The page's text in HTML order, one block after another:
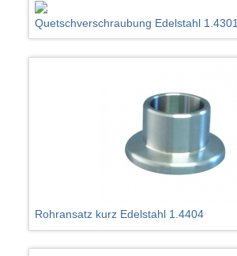
Quetschverschraubung Edelstahl 1.4301
Rohransatz kurz Edelstahl 1.4404